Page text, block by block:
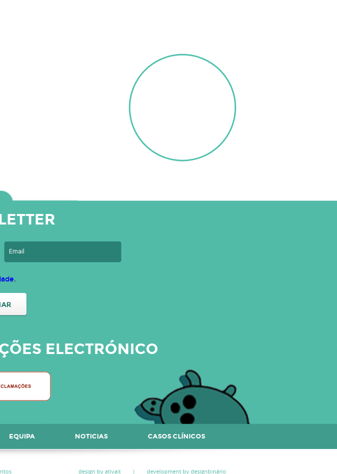
.
ELECTRÓNICO
EQUIPA NOTICIAS CASOS CLÍNICOS
design by ativait | development by designbinário